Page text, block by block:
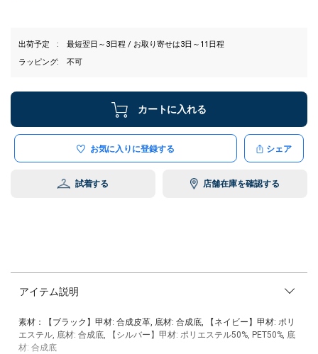
出荷予定
最短翌日～3日程 / お取り寄せは3日～11日程
ラッピング
不可
カートに入れる
お気に入りに登録する シェア
試着する 店舗在庫を確認する
アイテム説明
素材：【ブラック】甲材: 合成皮革, 底材: 合成底, 【ネイビー】甲材: ポリ
エステル, 底材: 合成底, 【シルバー】甲材: ポリエステル50%, PET50%, 底
材: 合成底